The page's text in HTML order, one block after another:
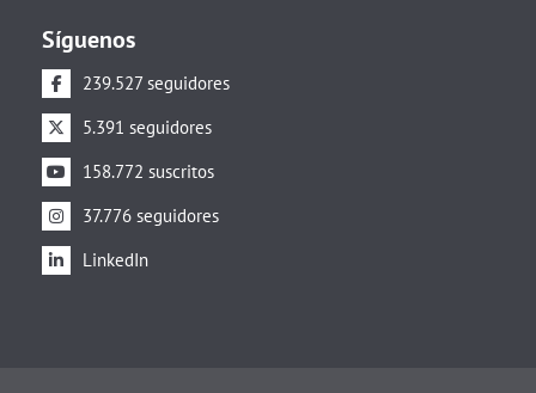
Síguenos
239.527 seguidores
5.391 seguidores
158.772 suscritos
37.776 seguidores
LinkedIn